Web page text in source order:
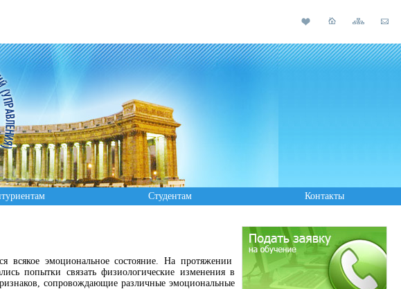
Студентам Контакты
эмоциональное состояние. На протяжении
попытки связать физиологические изменения в
сопровождающие различные эмоциональные